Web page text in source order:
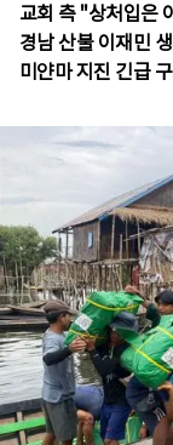
교회 측 "상처입은
경남 산불 이재민
미얀마 지진 긴급